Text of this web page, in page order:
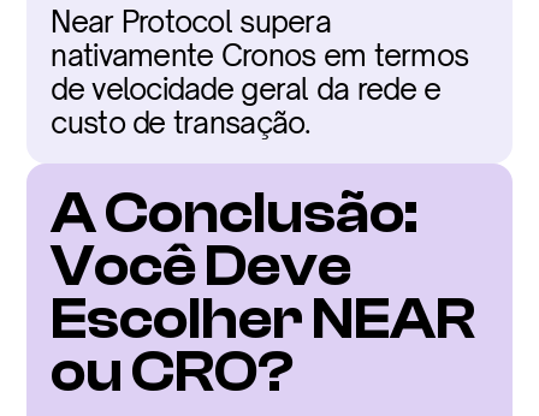
Near Protocol supera
nativamente Cronos em termos
de velocidade geral da rede e
custo de transação.
A Conclusão:
Você Deve
Escolher NEAR
ou CRO?